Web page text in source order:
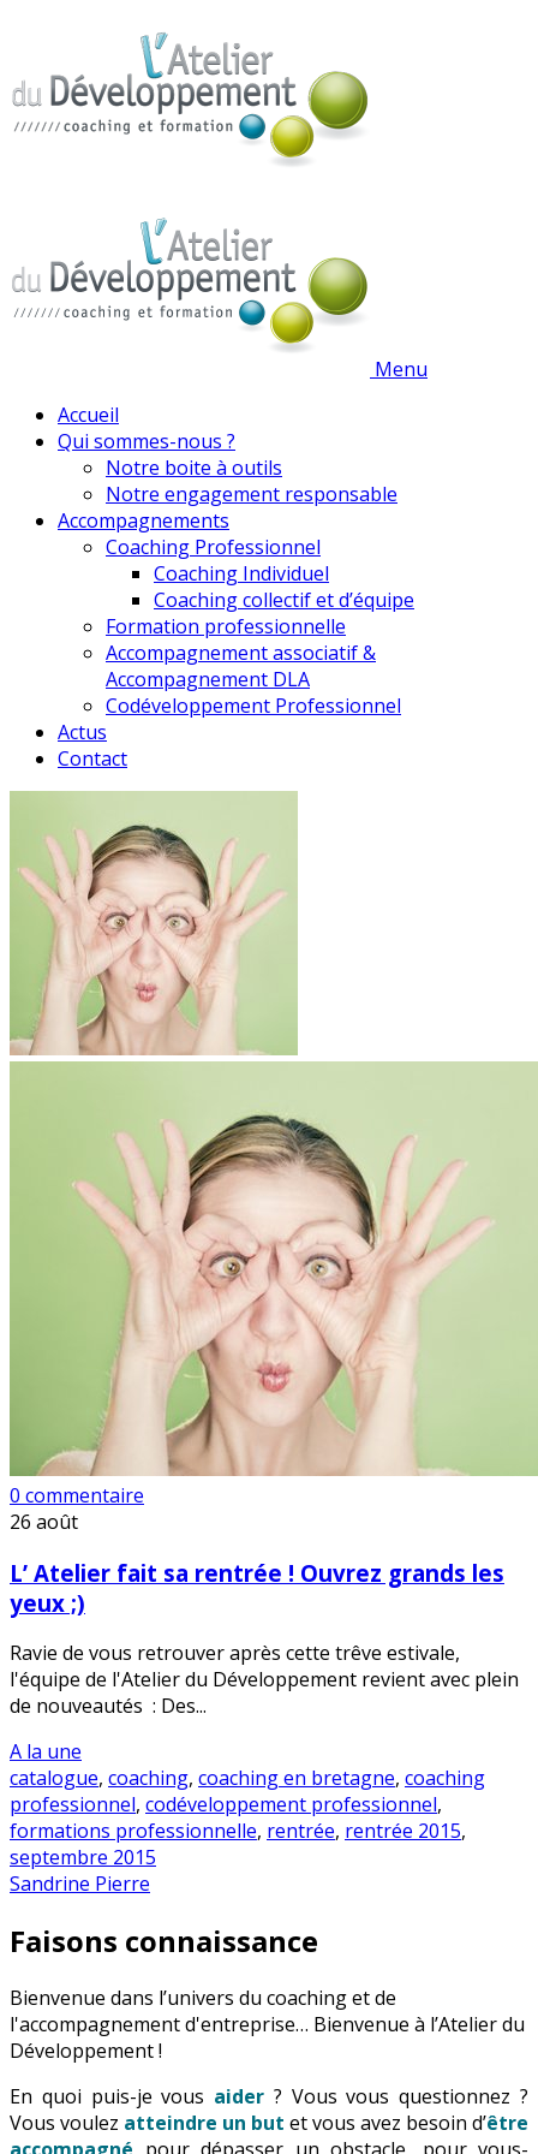
Menu
Accueil
Qui sommes-nous ?
Notre boite à outils
Notre engagement responsable
Accompagnements
Coaching Professionnel
Coaching Individuel
Coaching collectif et d’équipe
Formation professionnelle
Accompagnement associatif &
Accompagnement DLA
Codéveloppement Professionnel
Actus
Contact
0 commentaire
26 août
L’ Atelier fait sa rentrée ! Ouvrez grands les
yeux ;)
Ravie de vous retrouver après cette trêve estivale,
l'équipe de l'Atelier du Développement revient avec plein
de nouveautés : Des...
A la une
catalogue, coaching, coaching en bretagne, coaching
professionnel, codéveloppement professionnel,
formations professionnelle, rentrée, rentrée 2015,
septembre 2015
Sandrine Pierre
Faisons connaissance
Bienvenue dans l’univers du coaching et de
l'accompagnement d'entreprise… Bienvenue à l’Atelier du
Développement !
En quoi puis-je vous aider ? Vous vous questionnez ?
Vous voulez atteindre un but et vous avez besoin d’être